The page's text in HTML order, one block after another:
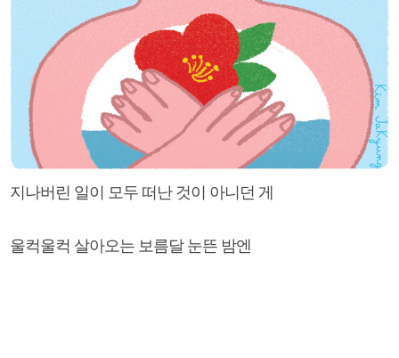
지나버린 일이 모두 떠난 것이 아니던 게
울컥울컥 살아오는 보름달 눈뜬 밤엔